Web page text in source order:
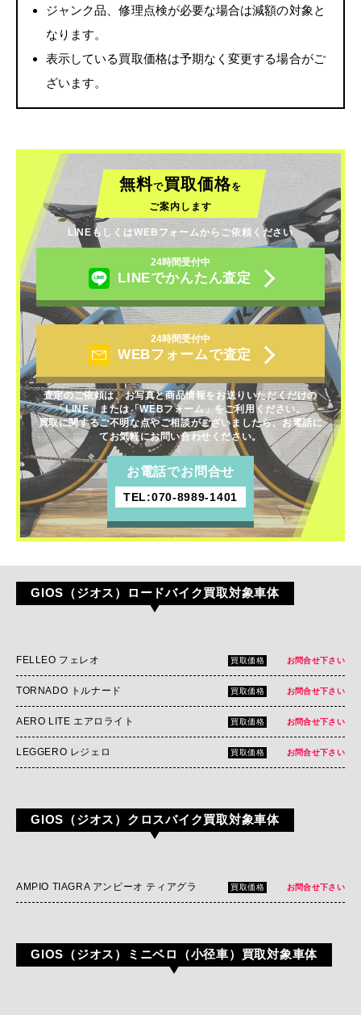
ジャンク品、修理点検が必要な場合は減額の対象と
なります。
表示している買取価格は予期なく変更する場合がご
ざいます。
無料で買取価格を
ご案内します
LINEもしくはWEBフォームからご依頼ください
24時間受付中
LINEでかんたん査定
24時間受付中
WEBフォームで査定
査定のご依頼は、お写真と商品情報をお送りいただくだけの
「LINE」または「WEBフォーム」をご利用ください。
買取に関するご不明な点やご相談がございましたら、お電話に
てお気軽にお問い合わせください。
お電話でお問合せ
TEL:070-8989-1401
GIOS（ジオス）ロードバイク買取対象車体
FELLEO フェレオ 買取価格 お問合せ下さい
TORNADO トルナード 買取価格 お問合せ下さい
AERO LITE エアロライト 買取価格 お問合せ下さい
LEGGERO レジェロ 買取価格 お問合せ下さい
GIOS（ジオス）クロスバイク買取対象車体
AMPIO TIAGRA アンピーオ ティアグラ 買取価格 お問合せ下さい
GIOS（ジオス）ミニベロ（小径車）買取対象車体